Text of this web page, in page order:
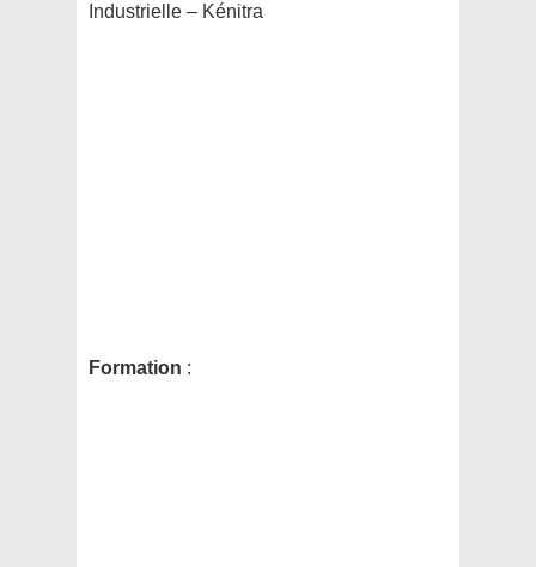
Industrielle – Kénitra
Formation :